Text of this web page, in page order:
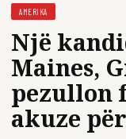
AMERIKA
Një
Maines,
pezullon
akuze